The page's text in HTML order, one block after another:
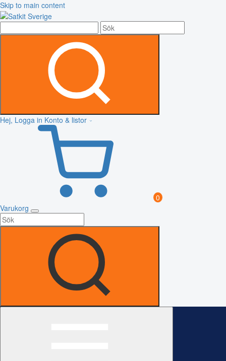
Skip to main content
Hej, Logga in Konto & listor
0
Varukorg